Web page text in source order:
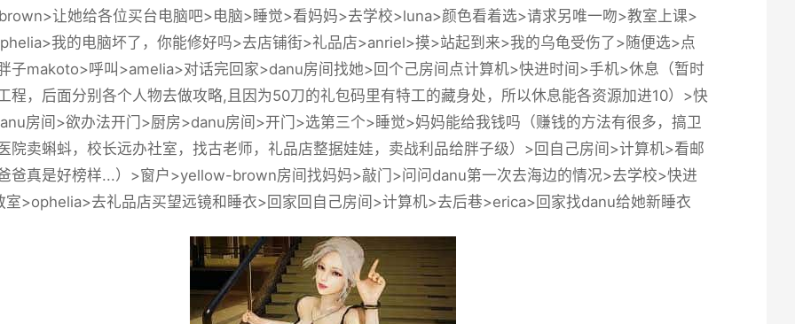
让她给各位买台电脑吧>电脑>睡觉>看妈妈>去学校>luna>颜色看着选>请求另唯一吻>教室上课>
我的电脑坏了，你能修好吗>去店铺街>礼品店>anriel>摸>站起到来>我的乌龟受伤了>随便选>点
子makoto>呼叫>amelia>对话完回家>danu房间找她>回个己房间点计算机>快进时间>手机>休息（暂时
程，后面分别各个人物去做攻略,且因为50刀的礼包码里有特工的藏身处，所以休息能各资源加进10）>快
房间>欲办法开门>厨房>danu房间>开门>选第三个>睡觉>妈妈能给我钱吗（赚钱的方法有很多，搞卫
院卖蝌蚪，校长远办社室，找古老师，礼品店整据娃娃，卖战利品给胖子级）>回自己房间>计算机>看邮
爸真是好榜样...）>窗户>yellow-brown房间找妈妈>敲门>问问danu第一次去海边的情况>去学校>快进
室>ophelia>去礼品店买望远镜和睡衣>回家回自己房间>计算机>去后巷>erica>回家找danu给她新睡衣